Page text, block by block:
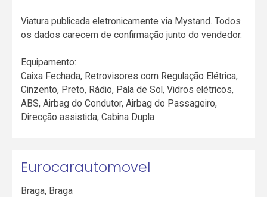
Viatura publicada eletronicamente via Mystand. Todos
os dados carecem de confirmação junto do vendedor.
Equipamento:
Caixa Fechada, Retrovisores com Regulação Elétrica,
Cinzento, Preto, Rádio, Pala de Sol, Vidros elétricos,
ABS, Airbag do Condutor, Airbag do Passageiro,
Direcção assistida, Cabina Dupla
Eurocarautomovel
Braga, Braga